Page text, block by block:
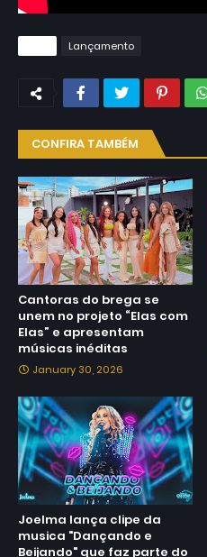
Lançamento
CONFIRA TAMBÉM
Cantoras do brega se
unem no projeto “Elas com
Elas” e apresentam
músicas inéditas
January 30, 2026
Joelma lança clipe da
musica "Dançando e
Beijando" que faz parte do